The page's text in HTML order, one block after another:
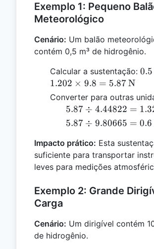
Exemplo 1: Pequeno
Meteorológico
Cenário: Um balão
contém 0,5 m³ de hidrogênio.
Calcular a sustentação: 0.5
0.5
1.202 × 9.8 = 5.87N
Converter para outras
5.87 \div
4.44822
\text{lbf}
5.87 ÷ 4.44822 =
5.87 \div
0.6 \,
\text{kgf}
5.87 ÷ 9.80665 = 0.6
Impacto prático: Esta
suficiente para transportar
leves para medições
Exemplo 2: Grande
Carga
Cenário: Um dirigível contém
de hidrogênio.